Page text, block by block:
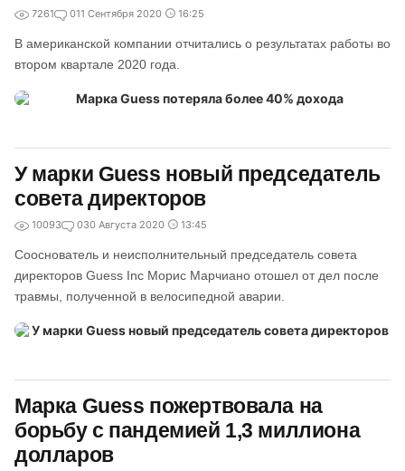
7261 011 Сентября 2020 16:25
В американской компании отчитались о результатах работы во
втором квартале 2020 года.
У марки Guess новый председатель
совета директоров
10093 030 Августа 2020 13:45
Сооснователь и неисполнительный председатель совета
директоров Guess Inc Морис Марчиано отошел от дел после
травмы, полученной в велосипедной аварии.
Марка Guess пожертвовала на
борьбу с пандемией 1,3 миллиона
долларов